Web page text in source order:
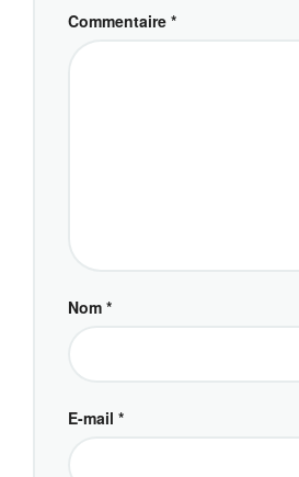
Commentaire *
Nom *
E-mail *